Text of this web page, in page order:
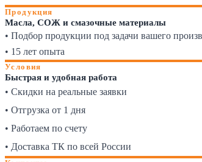
Продукция
Масла, СОЖ и смазочные материалы
• Подбор продукции под задачи вашего
• 15 лет опыта
Условия
Быстрая и удобная работа
• Скидки на реальные заявки
• Отгрузка от 1 дня
• Работаем по счету
• Доставка ТК по всей России